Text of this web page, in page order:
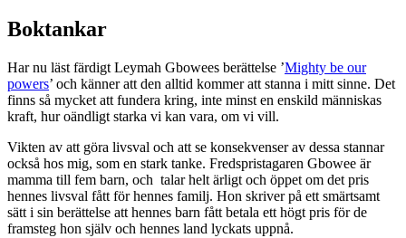
Boktankar
Har nu läst färdigt Leymah Gbowees berättelse ’Mighty be our
powers’ och känner att den alltid kommer att stanna i mitt sinne. Det
finns så mycket att fundera kring, inte minst en enskild människas
kraft, hur oändligt starka vi kan vara, om vi vill.
Vikten av att göra livsval och att se konsekvenser av dessa stannar
också hos mig, som en stark tanke. Fredspristagaren Gbowee är
mamma till fem barn, och talar helt ärligt och öppet om det pris
hennes livsval fått för hennes familj. Hon skriver på ett smärtsamt
sätt i sin berättelse att hennes barn fått betala ett högt pris för de
framsteg hon själv och hennes land lyckats uppnå.